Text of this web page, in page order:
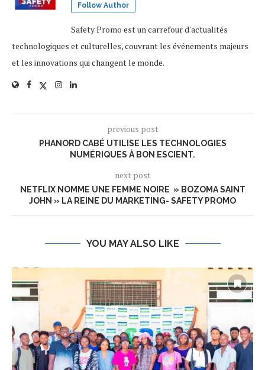
Follow Author
Safety Promo est un carrefour d'actualités
technologiques et culturelles, couvrant les événements majeurs
et les innovations qui changent le monde.
previous post
PHANORD CABÉ UTILISE LES TECHNOLOGIES
NUMÉRIQUES À BON ESCIENT.
next post
NETFLIX NOMME UNE FEMME NOIRE » BOZOMA SAINT
JOHN » LA REINE DU MARKETING- SAFETY PROMO
YOU MAY ALSO LIKE